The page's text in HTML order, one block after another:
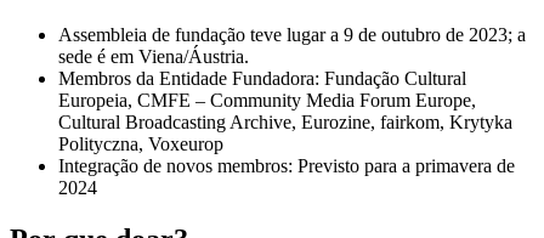
Assembleia de fundação teve lugar a 9 de outubro de 2023; a
sede é em Viena/Áustria.
Membros da Entidade Fundadora: Fundação Cultural
Europeia, CMFE – Community Media Forum Europe,
Cultural Broadcasting Archive, Eurozine, fairkom, Krytyka
Polityczna, Voxeurop
Integração de novos membros: Previsto para a primavera de
2024